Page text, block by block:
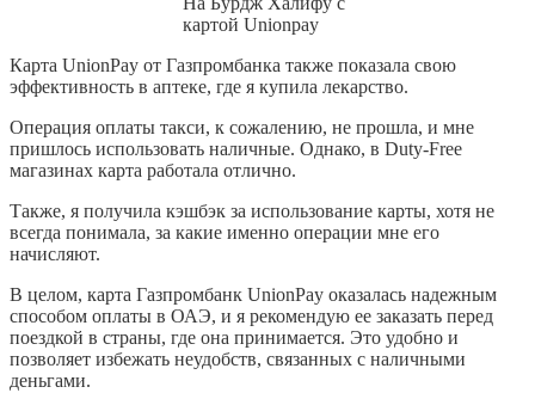
картой Unionpay
Карта UnionPay от Газпромбанка также показала свою
эффективность в аптеке, где я купила лекарство.
Операция оплаты такси, к сожалению, не прошла, и мне
пришлось использовать наличные. Однако, в Duty-Free
магазинах карта работала отлично.
Также, я получила кэшбэк за использование карты, хотя не
всегда понимала, за какие именно операции мне его
начисляют.
В целом, карта Газпромбанк UnionPay оказалась надежным
способом оплаты в ОАЭ, и я рекомендую ее заказать перед
поездкой в страны, где она принимается. Это удобно и
позволяет избежать неудобств, связанных с наличными
деньгами.